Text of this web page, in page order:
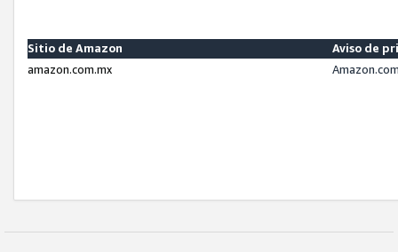
Sitio de Amazon
Aviso de
amazon.com.mx